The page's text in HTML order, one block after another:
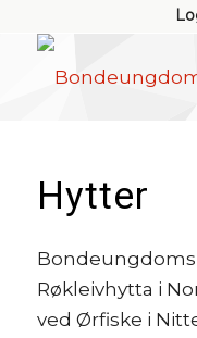
Hytter
Røkleivhytta i
ved Ørfiske i